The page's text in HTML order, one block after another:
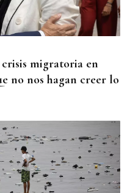
migratoria en
no nos hagan creer lo